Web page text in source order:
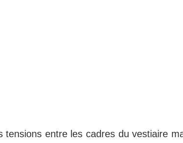
tensions entre les cadres du vestiaire